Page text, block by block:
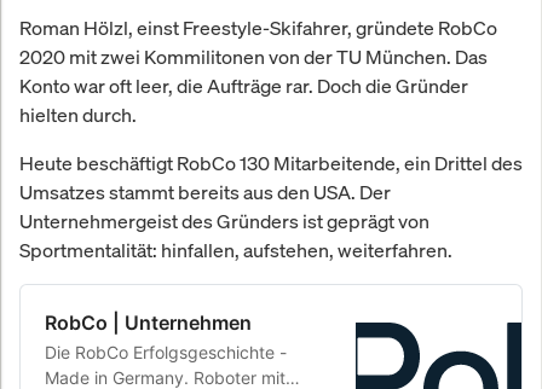
Roman Hölzl, einst Freestyle-Skifahrer, gründete RobCo
2020 mit zwei Kommilitonen von der TU München. Das
Konto war oft leer, die Aufträge rar. Doch die Gründer
hielten durch.
Heute beschäftigt RobCo 130 Mitarbeitende, ein Drittel des
Umsatzes stammt bereits aus den USA. Der
Unternehmergeist des Gründers ist geprägt von
Sportmentalität: hinfallen, aufstehen, weiterfahren.
RobCo | Unternehmen
Die RobCo Erfolgsgeschichte -
Made in Germany. Roboter mit